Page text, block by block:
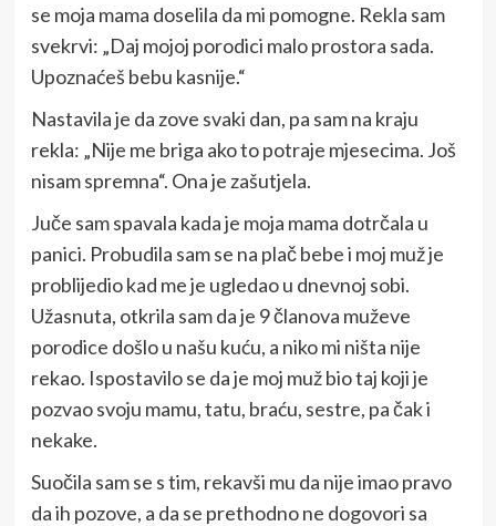
se moja mama doselila da mi pomogne. Rekla sam
svekrvi: „Daj mojoj porodici malo prostora sada.
Upoznaćeš bebu kasnije.“
Nastavila je da zove svaki dan, pa sam na kraju
rekla: „Nije me briga ako to potraje mjesecima. Još
nisam spremna“. Ona je zašutjela.
Juče sam spavala kada je moja mama dotrčala u
panici. Probudila sam se na plač bebe i moj muž je
problijedio kad me je ugledao u dnevnoj sobi.
Užasnuta, otkrila sam da je 9 članova muževe
porodice došlo u našu kuću, a niko mi ništa nije
rekao. Ispostavilo se da je moj muž bio taj koji je
pozvao svoju mamu, tatu, braću, sestre, pa čak i
nekake.
Suočila sam se s tim, rekavši mu da nije imao pravo
da ih pozove, a da se prethodno ne dogovori sa